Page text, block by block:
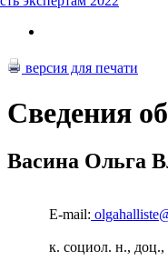
версия для печати
Сведения
Васина Ольга
E-mail:
к. социол. н., доц.,